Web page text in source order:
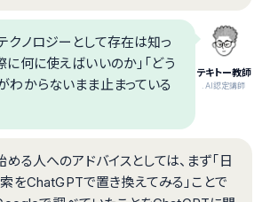
テキトー教師
.AI認定講師
クノロジーとして存在は知っ
に何に使えばいいのか」「どう
わからないまま止まっている
る人へのアドバイスとしては、まず「日
をChatGPTで置き換えてみる」ことで